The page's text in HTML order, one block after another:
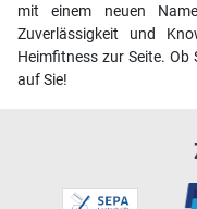
mit einem neuen
Zuverlässigkeit und
Heimfitness zur Seite. Ob
auf Sie!